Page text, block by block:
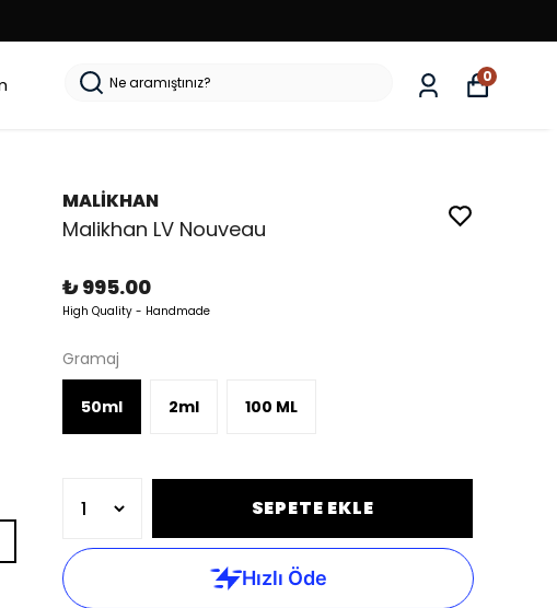
0
MALİKHAN
Malikhan LV Nouveau
₺ 995.00
High Quality - Handmade
Gramaj
50ml 2ml 100 ML
SEPETE EKLE